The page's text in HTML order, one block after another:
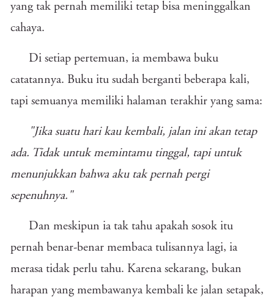
yang tak pernah memiliki tetap bisa meninggalkan
cahaya.
Di setiap pertemuan, ia membawa buku
catatannya. Buku itu sudah berganti beberapa kali,
tapi semuanya memiliki halaman terakhir yang sama:
"Jika suatu hari kau kembali, jalan ini akan tetap
ada. Tidak untuk memintamu tinggal, tapi untuk
menunjukkan bahwa aku tak pernah pergi
sepenuhnya."
Dan meskipun ia tak tahu apakah sosok itu
pernah benar-benar membaca tulisannya lagi, ia
merasa tidak perlu tahu. Karena sekarang, bukan
harapan yang membawanya kembali ke jalan setapak,